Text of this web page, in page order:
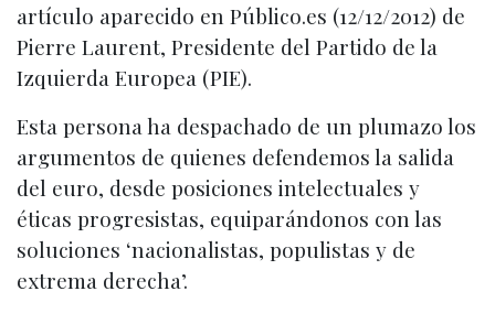
artículo aparecido en Público.es (12/12/2012) de
Pierre Laurent, Presidente del Partido de la
Izquierda Europea (PIE).
Esta persona ha despachado de un plumazo los
argumentos de quienes defendemos la salida
del euro, desde posiciones intelectuales y
éticas progresistas, equiparándonos con las
soluciones ‘nacionalistas, populistas y de
extrema derecha’.